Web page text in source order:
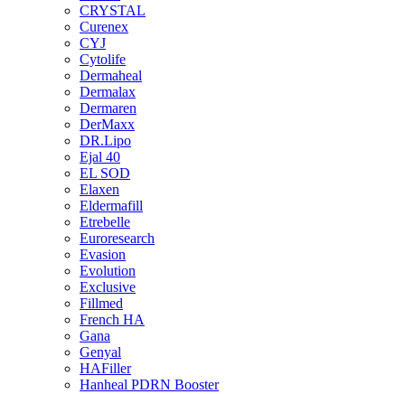
CRYSTAL
Curenex
CYJ
Cytolife
Dermaheal
Dermalax
Dermaren
DerMaxx
DR.Lipo
Ejal 40
EL SOD
Elaxen
Eldermafill
Etrebelle
Euroresearch
Evasion
Evolution
Exclusive
Fillmed
French HA
Gana
Genyal
HAFiller
Hanheal PDRN Booster